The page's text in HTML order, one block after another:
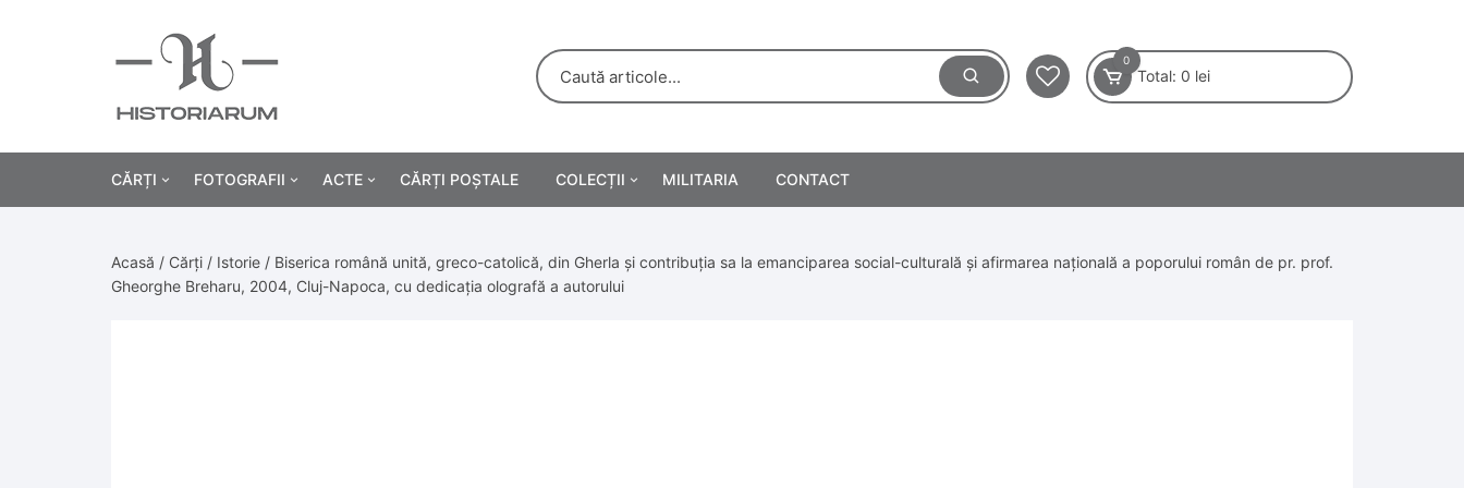
0
Total: 0 lei
CĂRȚI
Alte cărți știință Agricultură
FOTOGRAFII
Fotografii militare
ACTE
Permise, carnete, livrete
CĂRȚI POȘTALE COLECȚII
Reclame tipărite
MILITARIA CONTACT
Acasă / Cărți / Istorie / Biserica română unită, greco-catolică, din Gherla și contribuția sa la emanciparea social-culturală și afirmarea națională a poporului român de pr. prof.
Gheorghe Breharu, 2004, Cluj-Napoca, cu dedicația olografă a autorului